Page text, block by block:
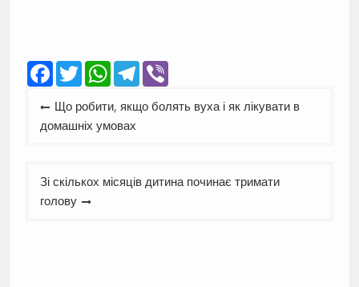
Facebook
TwitterWhatsApp
Telegram
Viber
Навігація
записів
Що робити, якщо болять вуха і як лікувати в
домашніх умовах
Зі скількох місяців дитина починає тримати
голову